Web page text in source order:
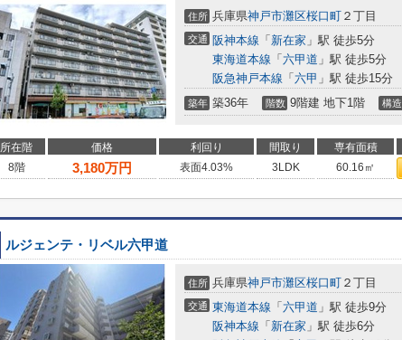
住所 兵庫県神戸市灘区桜口町 ２丁目
交通 阪神本線 「 新在家 」駅 徒歩5分
東海道本線 「 六甲道 」駅 徒歩5分
阪急神戸本線 「 六甲 」駅 徒歩15分
築年 築36年 階数 9階建 地下1階 構造
所在階 価格 利回り 間取り 専有面積
8階
3,180万円 表面4.03% 3LDK 60.16㎡
ルジェンテ・リベル六甲道
住所 兵庫県神戸市灘区桜口町 ２丁目
交通 東海道本線 「 六甲道 」駅 徒歩9分
阪神本線 「 新在家 」駅 徒歩6分